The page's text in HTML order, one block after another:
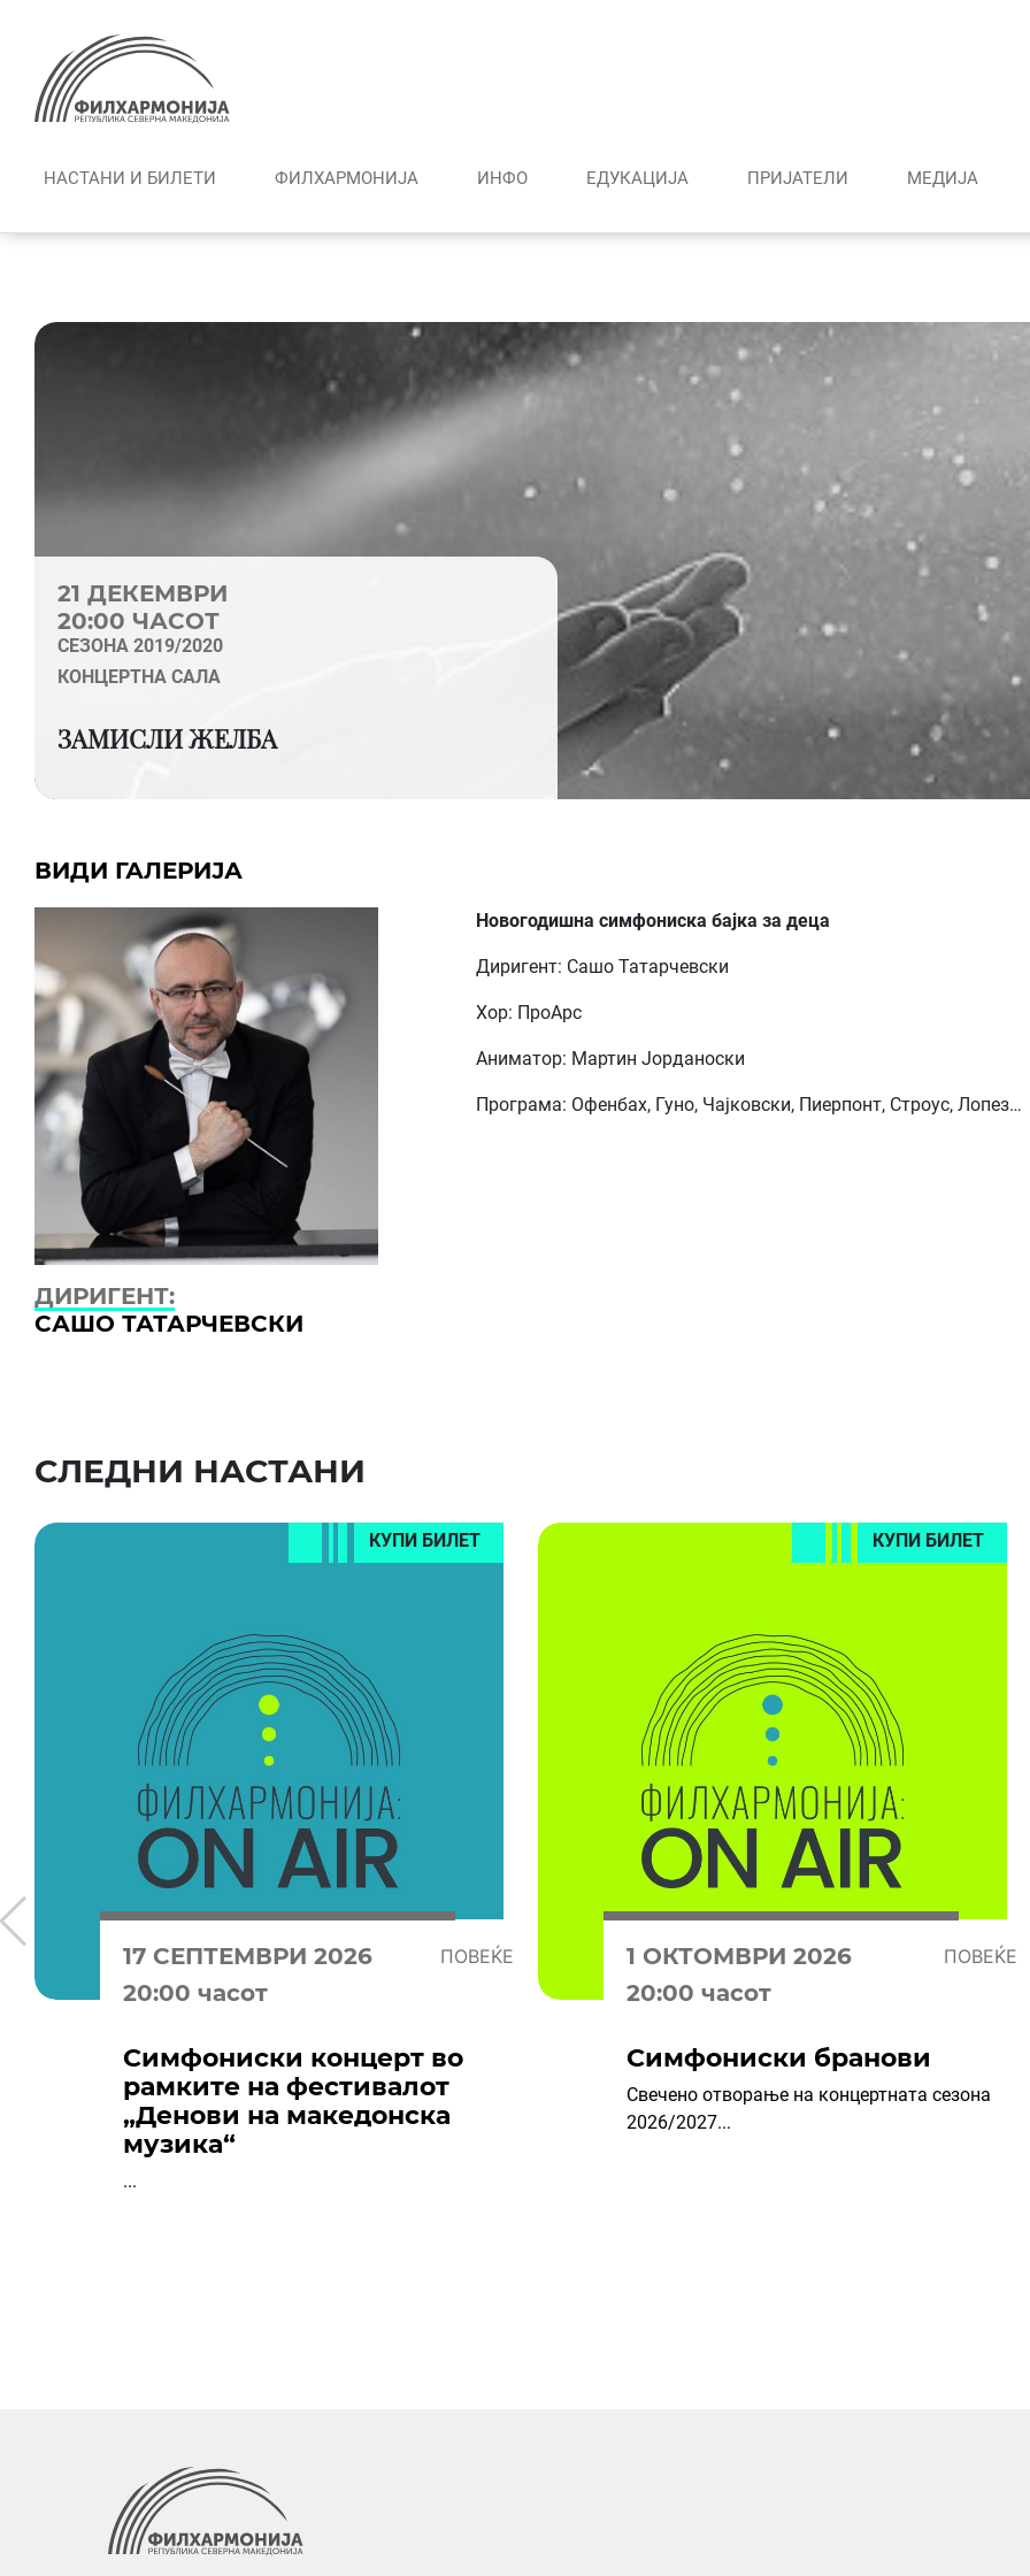
content
НАСТАНИ И БИЛЕТИ ФИЛХАРМОНИЈА ИНФО ЕДУКАЦИЈА ПРИЈАТЕЛИ МЕДИJА
21 ДЕКЕМВРИ
20:00 ЧАСОТ
СЕЗОНА 2019/2020
КОНЦЕРТНА САЛА
ЗАМИСЛИ ЖЕЛБА
ВИДИ ГАЛЕРИЈА
ДИРИГЕНТ:
САШО ТАТАРЧЕВСКИ
Новогодишна симфониска бајка за деца
Диригент: Сашо Татарчевски
Хор: ПроАрс
Аниматор: Мартин Јорданоски
Програма: Офенбах, Гуно, Чајковски, Пиерпонт, Строус, Лопез…
СЛЕДНИ НАСТАНИ
КУПИ БИЛЕТ
17 СЕПТЕМВРИ 2026 ПОВЕЌЕ
20:00 часот
Симфониски концерт во
рамките на фестивалот
„Денови на македонска
музика“
...
КУПИ БИЛЕТ
1 OКТОМВРИ 2026 ПОВЕЌЕ
20:00 часот
Симфониски бранови
Свечено отворање на концертната сезона
2026/2027...